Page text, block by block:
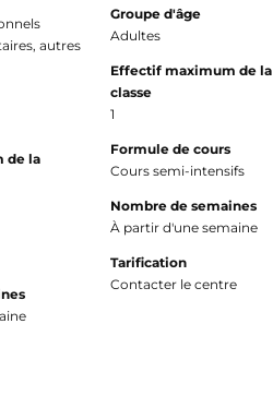
autres
de la
Groupe d'âge
Adultes
Effectif maximum de la
classe
1
Formule de cours
Cours semi-intensifs
Nombre de semaines
À partir d'une semaine
Tarification
Contacter le centre